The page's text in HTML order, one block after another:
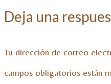
Deja una
Tu dirección de correo
campos obligatorios están